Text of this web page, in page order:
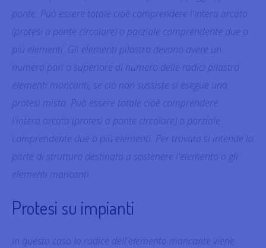
ponte. Può essere totale cioè comprendere l'intera arcata
(protesi a ponte circolare) o parziale comprendente due o
più elementi. Gli elementi pilastro devono avere un
numero pari o superiore al numero delle radici pilastro
elementi mancanti, se ciò non sussiste si esegue una
protesi mista. Può essere totale cioè comprendere
l'intera arcata (protesi a ponte circolare) o parziale
comprendente due o più elementi. Per travata si intende la
parte di struttura destinata a sostenere l'elemento o gli
elementi mancanti.
Protesi su impianti
In questo caso la radice dell'elemento mancante viene